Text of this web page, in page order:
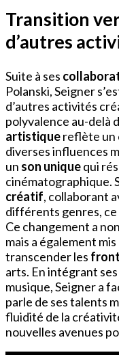
Transition
d’autres
Suite à ses
Polanski, Seigner
d’autres activités
polyvalence au-delà
artistiquereflète un
diverses influences
un son uniquequi
cinématographique.
créatif, collaborant
différents genres,
Ce changement a
mais a également
transcender les
arts. En intégrant
musique, Seigner a
parle de ses talents
fluidité de la
nouvelles avenues